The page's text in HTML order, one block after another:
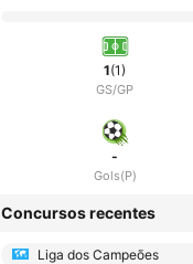
1(1)
GS/GP
-
Gols(P)
Concursos recentes
Liga dos Campeões